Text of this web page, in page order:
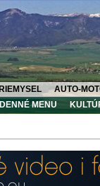
AUTO-
DENNÉ MENU